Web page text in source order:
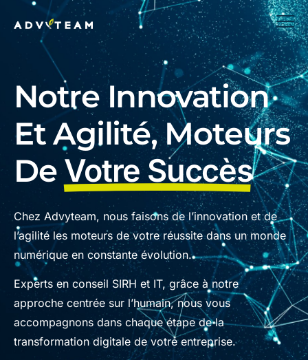
Notre Innovation
Et Agilité, Moteurs
De Votre Succès
Chez Advyteam, nous faisons de l’innovation et de
l’agilité les moteurs de votre réussite dans un monde
numérique en constante évolution.
Experts en conseil SIRH et IT, grâce à notre
approche centrée sur l’humain, nous vous
accompagnons dans chaque étape de la
transformation digitale de votre entreprise.